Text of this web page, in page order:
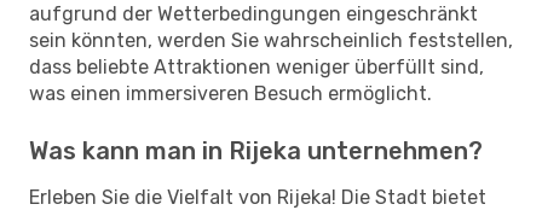
aufgrund der Wetterbedingungen eingeschränkt
sein könnten, werden Sie wahrscheinlich feststellen,
dass beliebte Attraktionen weniger überfüllt sind,
was einen immersiveren Besuch ermöglicht.
Was kann man in Rijeka unternehmen?
Erleben Sie die Vielfalt von Rijeka! Die Stadt bietet